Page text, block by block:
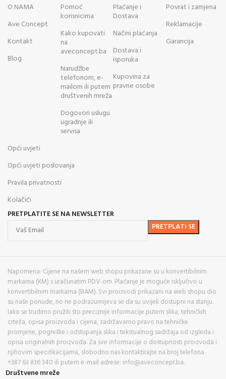
O NAMA
Ave Concept
Kontakt
Blog
Pomoć
korisnicima
Kako kupovati
na
aveconcept.ba
Narudžbe
telefonom, e-
mailom ili putem
društvenih mreža
Dogovori uslugu
ugradnje ili
servisa
Plaćanje i
Dostava
Načini plaćanja
Dostava i
isporuka
Kupovina za
pravne osobe
Povrat i zamjena
Reklamacije
Garancija
Opći uvjeti
Opći uvjeti poslovanja
Pravila privatnosti
Kolačići
PRETPLATITE SE NA NEWSLETTER
Napomena: Cijene na našem web shopu prikazane su u konvertibilnim
markama (KM) s uračunatim PDV-om. Plaćanje je moguće isključivo u
konvertibilnim markama (BAM). Svi proizvodi prikazani na web shopu dio
su naše ponude, no ne podrazumijeva se da su uvijek dostupni na stanju.
Iako se trudimo pružiti što preciznije informacije putem slika, tehničkih
crteža, opisa proizvoda i cijena, zadržavamo pravo na tehničke
promjene, pogreške i odstupanja slika i tekstualnog sadržaja od izgleda i
opisa originalnih proizvoda. Za sve informacije o dostupnosti proizvoda i
njihovim specifikacijama, slobodno nas kontaktirajte na broj telefona
+387 63 836 340 ili putem e-mail adrese: info@aveconcept.ba.
Društvene mreže